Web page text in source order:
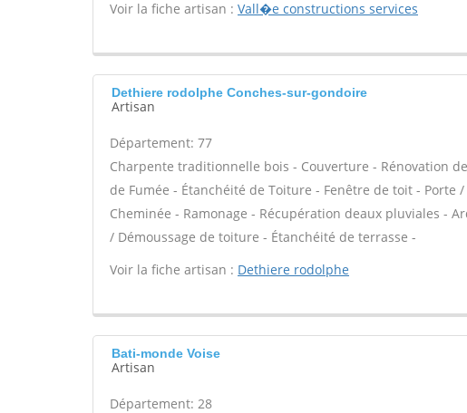
Voir la fiche artisan : Vall�e constructions services
Dethiere rodolphe Conches-sur-gondoire
Artisan
Département: 77
Charpente traditionnelle bois - Couverture - Rénovation
de Fumée - Étanchéité de Toiture - Fenêtre de toit - Porte
Cheminée - Ramonage - Récupération deaux pluviales -
/ Démoussage de toiture - Étanchéité de terrasse -
Voir la fiche artisan : Dethiere rodolphe
Bati-monde Voise
Artisan
Département: 28